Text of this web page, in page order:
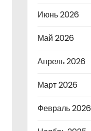
Июнь 2026
Май 2026
Апрель 2026
Март 2026
Февраль 2026